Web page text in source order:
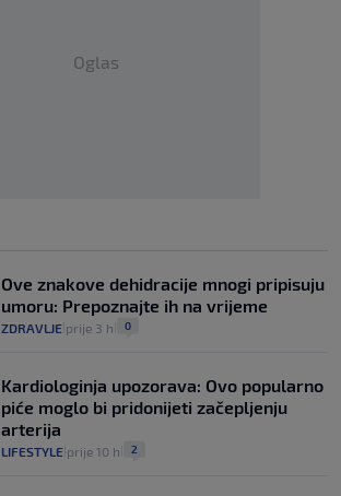
Oglas
Ove znakove dehidracije mnogi pripisuju
umoru: Prepoznajte ih na vrijeme
ZDRAVLJE prije 3 h 0
Kardiologinja upozorava: Ovo popularno
piće moglo bi pridonijeti začepljenju
arterija
LIFESTYLE prije 10 h 2